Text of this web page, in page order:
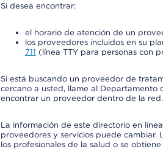
Si desea encontrar:
el horario de atención de un
los proveedores incluidos en su
711 (línea TTY para personas con
Si está buscando un proveedor de
cercano a usted, llame al Departamento
encontrar un proveedor dentro de la red.
La información de este directorio en
proveedores y servicios puede cambiar.
los profesionales de la salud o se